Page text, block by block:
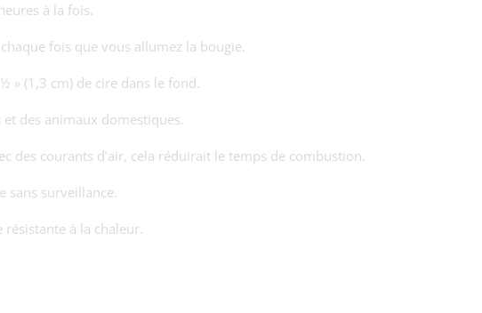
à la fois.
fois que vous allumez la bougie.
» (1,3 cm) de cire dans le fond.
des animaux domestiques.
des courants d’air, cela réduirait le temps de combustion.
sans surveillance.
résistante à la chaleur.